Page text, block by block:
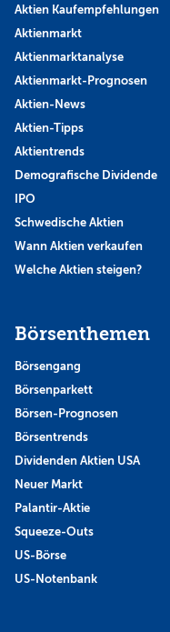
Aktien Kaufempfehlungen
Aktienmarkt
Aktienmarktanalyse
Aktienmarkt-Prognosen
Aktien-News
Aktien-Tipps
Aktientrends
Demografische Dividende
IPO
Schwedische Aktien
Wann Aktien verkaufen
Welche Aktien steigen?
Börsenthemen
Börsengang
Börsenparkett
Börsen-Prognosen
Börsentrends
Dividenden Aktien USA
Neuer Markt
Palantir-Aktie
Squeeze-Outs
US-Börse
US-Notenbank